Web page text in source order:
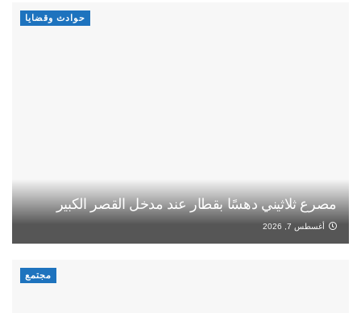
حوادث وقضايا
مصرع ثلاثيني دهسًا بقطار عند مدخل القصر الكبير
أغسطس 7, 2026
مجتمع